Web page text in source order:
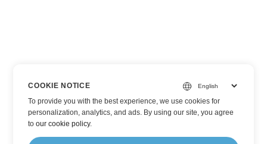
COOKIE NOTICE
To provide you with the best experience, we use cookies for
personalization, analytics, and ads. By using our site, you agree
toour cookie policy.